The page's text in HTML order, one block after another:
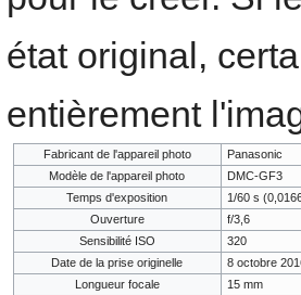
état original,
entièrement
Fabricant de l'appareil photo
Panasonic
Modèle de l'appareil photo
DMC-GF3
Temps d'exposition
1/60 s
Ouverture
f/3,6
Sensibilité ISO
320
Date de la prise originelle
8 octobre
Longueur focale
15 mm